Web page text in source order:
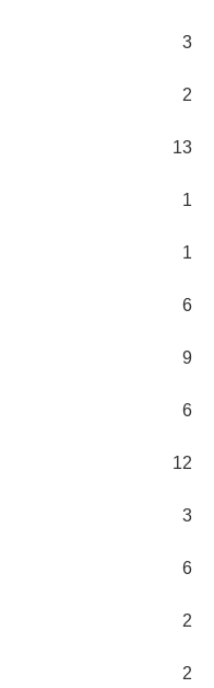
3
2
13
1
1
6
9
6
12
3
6
2
2